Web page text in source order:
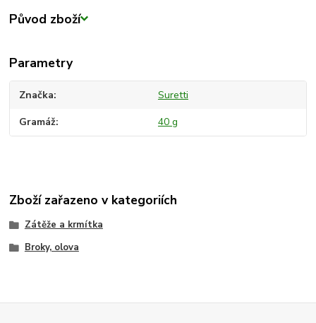
Původ zboží
Parametry
Značka Suretti
Gramáž 40 g
Zboží zařazeno v kategoriích
Zátěže a krmítka
Broky, olova